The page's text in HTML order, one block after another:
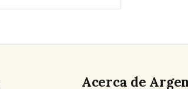
Acerca de